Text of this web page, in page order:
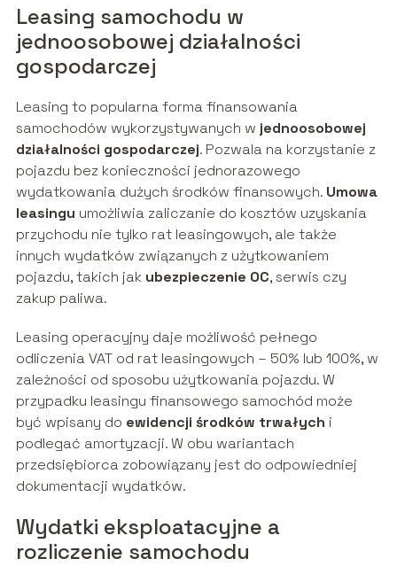
Leasing samochodu w
jednoosobowej działalności
gospodarczej
Leasing to popularna forma finansowania
samochodów wykorzystywanych w jednoosobowej
działalności gospodarczej. Pozwala na korzystanie z
pojazdu bez konieczności jednorazowego
wydatkowania dużych środków finansowych. Umowa
leasingu umożliwia zaliczanie do kosztów uzyskania
przychodu nie tylko rat leasingowych, ale także
innych wydatków związanych z użytkowaniem
pojazdu, takich jak ubezpieczenie OC, serwis czy
zakup paliwa.
Leasing operacyjny daje możliwość pełnego
odliczenia VAT od rat leasingowych – 50% lub 100%, w
zależności od sposobu użytkowania pojazdu. W
przypadku leasingu finansowego samochód może
być wpisany do ewidencji środków trwałych i
podlegać amortyzacji. W obu wariantach
przedsiębiorca zobowiązany jest do odpowiedniej
dokumentacji wydatków.
Wydatki eksploatacyjne a
rozliczenie samochodu